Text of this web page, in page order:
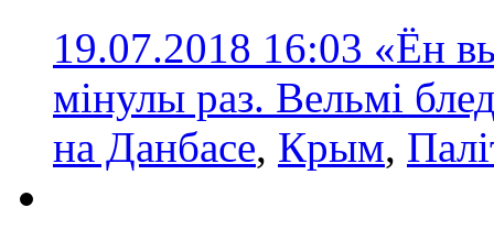
19.07.2018 16:03 «Ён
мінулы раз. Вельмі
на Данбасе, Крым,